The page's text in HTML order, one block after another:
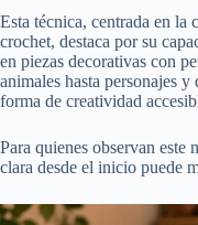
Esta técnica, centrada en la
crochet, destaca por su
en piezas decorativas con
animales hasta personajes y
forma de creatividad
Para quienes observan este
clara desde el inicio puede